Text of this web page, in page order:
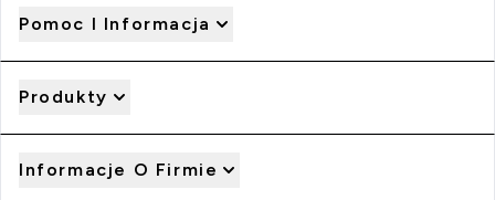
Pomoc I Informacja
Produkty
Informacje O Firmie